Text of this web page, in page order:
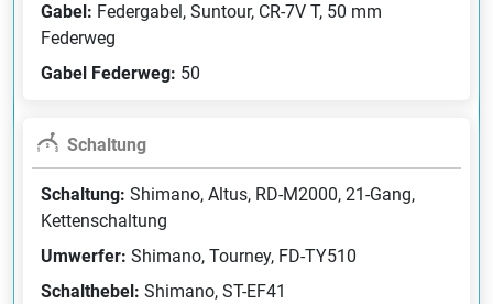
Gabel: Federgabel, Suntour, CR-7V T, 50 mm
Federweg
Gabel Federweg: 50
Schaltung
Schaltung: Shimano, Altus, RD-M2000, 21-Gang,
Kettenschaltung
Umwerfer: Shimano, Tourney, FD-TY510
Schalthebel: Shimano, ST-EF41